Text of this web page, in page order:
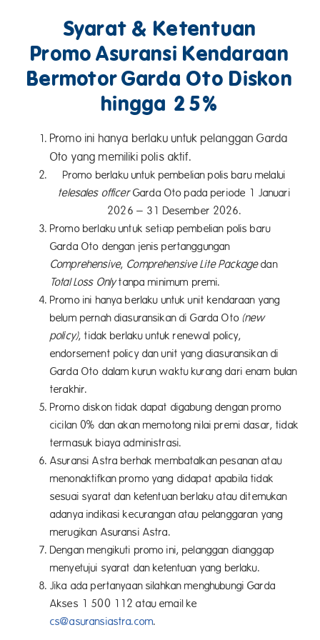
Syarat & Ketentuan
Promo Asuransi Kendaraan
Bermotor Garda Oto Diskon
hingga 25%
Promo ini hanya berlaku untuk pelanggan Garda
Oto yang memiliki polis aktif.
Promo berlaku untuk pembelian polis baru melalui
telesales officerGarda Oto pada periode 1 Januari
2026 – 31 Desember 2026.
Promo berlaku untuk setiap pembelian polis baru
Garda Oto dengan jenis pertanggungan
Comprehensive, Comprehensive Lite Packagedan
Total Loss Onlytanpa minimum premi.
Promo ini hanya berlaku untuk unit kendaraan yang
belum pernah diasuransikan di Garda Oto (new
policy), tidak berlaku untuk renewal policy,
endorsement policy dan unit yang diasuransikan di
Garda Oto dalam kurun waktu kurang dari enam bulan
terakhir.
Promo diskon tidak dapat digabung dengan promo
cicilan 0% dan akan memotong nilai premi dasar, tidak
termasuk biaya administrasi.
Asuransi Astra berhak membatalkan pesanan atau
menonaktifkan promo yang didapat apabila tidak
sesuai syarat dan ketentuan berlaku atau ditemukan
adanya indikasi kecurangan atau pelanggaran yang
merugikan Asuransi Astra.
Dengan mengikuti promo ini, pelanggan dianggap
menyetujui syarat dan ketentuan yang berlaku.
Jika ada pertanyaan silahkan menghubungi Garda
Akses 1 500 112 atau email ke
cs@asuransiastra.com.